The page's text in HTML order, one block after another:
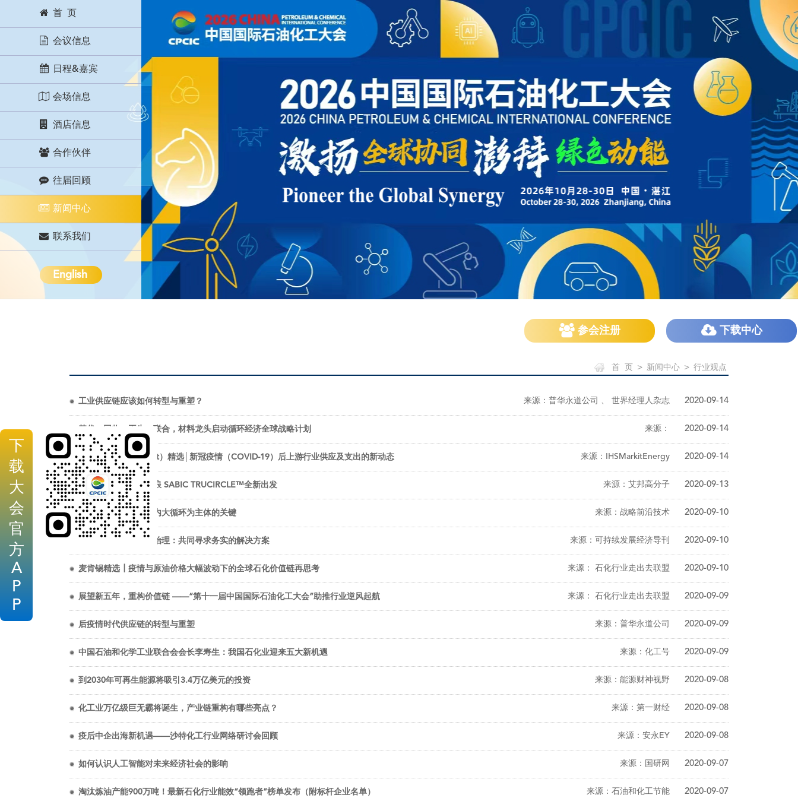
下
载
大
会
官
方
A
P
P
首 页
会议信息
日程&嘉宾
会场信息
酒店信息
合作伙伴
往届回顾
新闻中心
联系我们
English
参会注册 下载中心
首 页 > 新闻中心 > 行业观点
工业供应链应该如何转型与重塑？ 2020-09-14
来源：普华永道公司 、 世界经理人杂志
替代、回收、再生、联合，材料龙头启动循环经济全球战略计划 2020-09-14
来源：
埃信华迈（IHS Markit）精选│新冠疫情（COVID-19）后上游行业供应及支出的新动态 2020-09-14
来源：IHSMarkitEnergy
赋能循环经济乘风破浪 SABIC TRUCIRCLE™全新出发 2020-09-13
来源：艾邦高分子
自主创新是形成以国内大循环为主体的关键 2020-09-10
来源：战略前沿技术
后疫情时代全球气候治理：共同寻求务实的解决方案 2020-09-10
来源：可持续发展经济导刊
麦肯锡精选┃疫情与原油价格大幅波动下的全球石化价值链再思考 2020-09-10
来源： 石化行业走出去联盟
展望新五年，重构价值链 ——“第十一届中国国际石油化工大会”助推行业逆风起航 2020-09-09
来源： 石化行业走出去联盟
后疫情时代供应链的转型与重塑 2020-09-09
来源：普华永道公司
中国石油和化学工业联合会会长李寿生：我国石化业迎来五大新机遇 2020-09-09
来源：化工号
到2030年可再生能源将吸引3.4万亿美元的投资 2020-09-08
来源：能源财神视野
化工业万亿级巨无霸将诞生，产业链重构有哪些亮点？ 2020-09-08
来源：第一财经
疫后中企出海新机遇——沙特化工行业网络研讨会回顾 2020-09-08
来源：安永EY
如何认识人工智能对未来经济社会的影响 2020-09-07
来源：国研网
淘汰炼油产能900万吨！最新石化行业能效“领跑者”榜单发布（附标杆企业名单） 2020-09-07
来源：石油和化工节能